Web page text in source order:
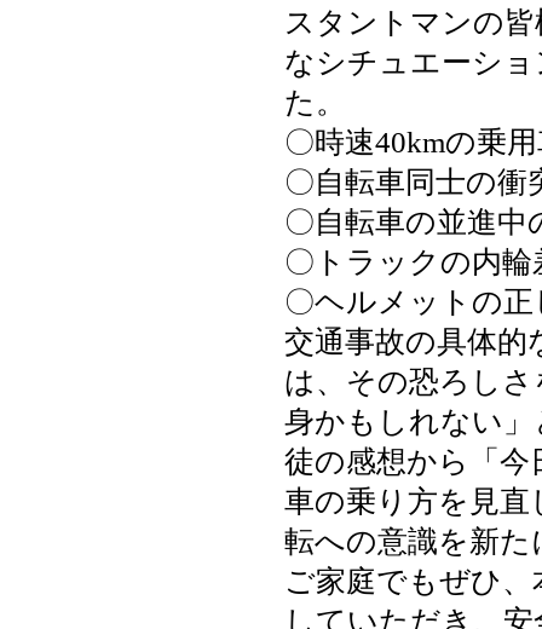
スタントマンの
なシチュエーシ
た。
〇時速40kmの乗
〇自転車同士の衝
〇自転車の並進中
〇トラックの内
〇ヘルメットの
交通事故の具体
は、その恐ろし
身かもしれない
徒の感想から「今
車の乗り方を見
転への意識を新
ご家庭でもぜひ
していただき、